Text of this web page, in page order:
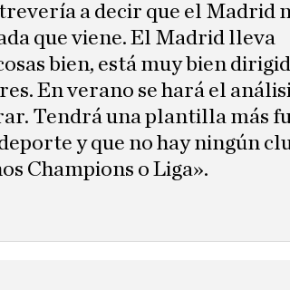
a decir que el Madrid
que viene. El Madrid lleva
bien, está muy bien
En verano se hará el
Tendrá una plantilla más
y que no hay ningún
Champions o Liga».